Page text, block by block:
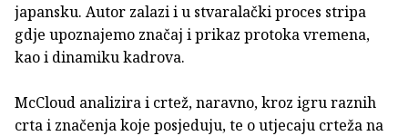
japansku. Autor zalazi i u stvaralački proces stripa
gdje upoznajemo značaj i prikaz protoka vremena,
kao i dinamiku kadrova.
McCloud analizira i crtež, naravno, kroz igru raznih
crta i značenja koje posjeduju, te o utjecaju crteža na